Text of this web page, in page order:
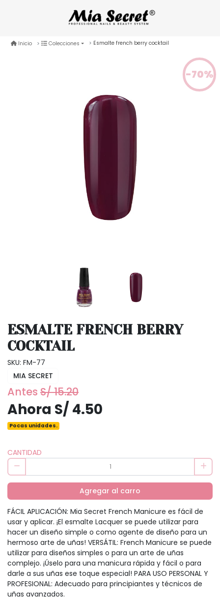
Inicio Colecciones Esmalte french berry cocktail
-70%
ESMALTE FRENCH BERRY
COCKTAIL
SKU: FM-77
MIA SECRET
Antes S/ 15.20
Ahora S/ 4.50
Pocas unidades.
CANTIDAD
Agregar al carro
FÁCIL APLICACIÓN: Mia Secret French Manicure es fácil de
usar y aplicar. ¡El esmalte Lacquer se puede utilizar para
hacer un diseño simple o como agente de diseño para un
hermoso arte de uñas! VERSÁTIL: French Manicure se puede
utilizar para diseños simples o para un arte de uñas
complejo. ¡Úselo para una manicura rápida y fácil o para
darle a sus uñas ese toque especial! PARA USO PERSONAL Y
PROFESIONAL: Adecuado para principiantes y técnicos de
uñas avanzados.